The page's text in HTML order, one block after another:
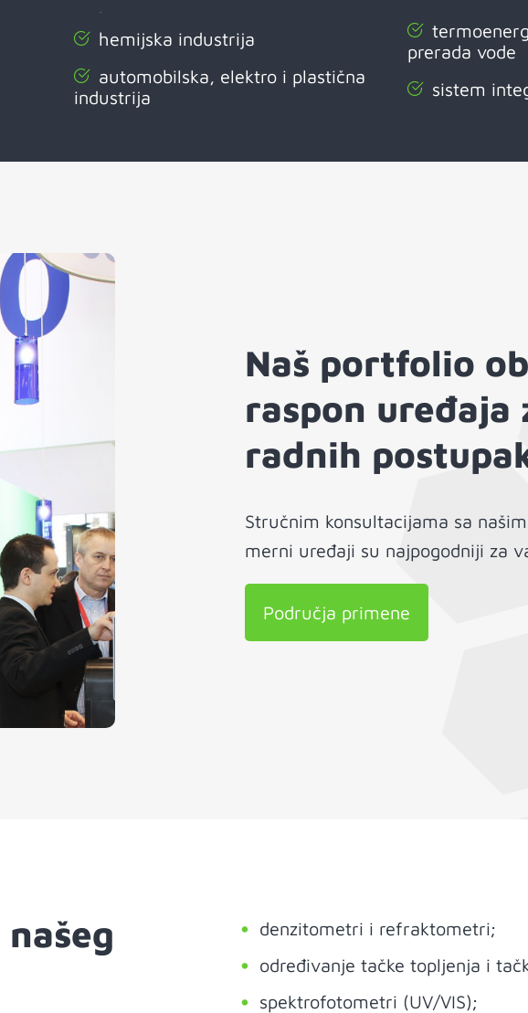
hemijska industrija
automobilska, elektro i plastična
industrija
prerada vode
sistem
Naš portfolio
raspon uređaja
radnih
Stručnim konsultacijama sa
merni uređaji su najpogodniji za
Područja primene
denzitometri i refraktometri;
određivanje tačke topljenja i
spektrofotometri (UV/VIS);